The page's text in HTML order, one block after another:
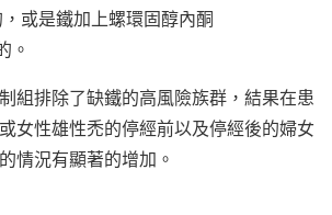
或是鐵加上螺環固醇內酮
。
組排除了缺鐵的高風險族群，結果在患
女性雄性禿的停經前以及停經後的婦女
情況有顯著的增加。